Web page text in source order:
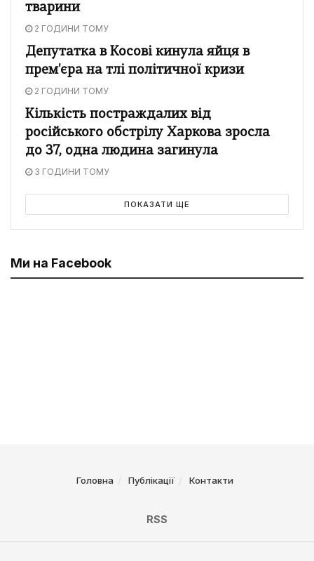
тварини
2 ГОДИНИ ТОМУ
Депутатка в Косові кинула яйця в
прем'єра на тлі політичної кризи
2 ГОДИНИ ТОМУ
Кількість постраждалих від
російського обстрілу Харкова зросла
до 37, одна людина загинула
3 ГОДИНИ ТОМУ
ПОКАЗАТИ ЩЕ
Ми на Facebook
Головна Публікації Контакти
RSS